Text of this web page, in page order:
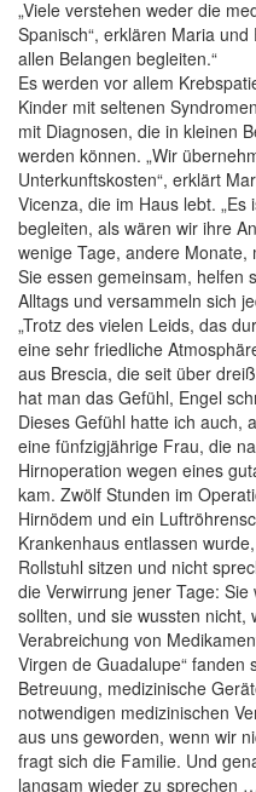
„Viele verstehen weder die
Spanisch“, erklären Maria
allen Belangen begleiten.“
Es werden vor allem
Kinder mit seltenen
mit Diagnosen, die in kleinen
werden können. „Wir
Unterkunftskosten“, erklärt
Vicenza, die im Haus lebt.
begleiten, als wären wir ihre
wenige Tage, andere
Sie essen gemeinsam, helfen
Alltags und versammeln sich
„Trotz des vielen Leids, das
eine sehr friedliche
aus Brescia, die seit über
hat man das Gefühl, Engel
Dieses Gefühl hatte ich auch,
eine fünfzigjährige Frau, die
Hirnoperation wegen eines
kam. Zwölf Stunden im
Hirnödem und ein
Krankenhaus entlassen
Rollstuhl sitzen und nicht
die Verwirrung jener Tage:
sollten, und sie wussten nicht,
Verabreichung von
Virgen de Guadalupe“ fanden
Betreuung, medizinische
notwendigen medizinischen
aus uns geworden, wenn wir
fragt sich die Familie. Und
langsam wieder zu sprechen